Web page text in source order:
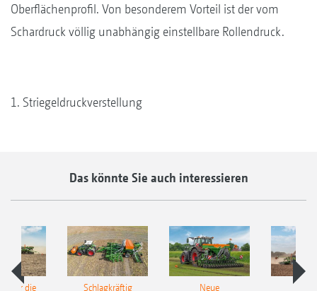
Oberflächenprofil. Von besonderem Vorteil ist der vom
Schardruck völlig unabhängig einstellbare Rollendruck.
1. Striegeldruckverstellung
Das könnte Sie auch interessieren
für die
Schlagkräftig
Neue